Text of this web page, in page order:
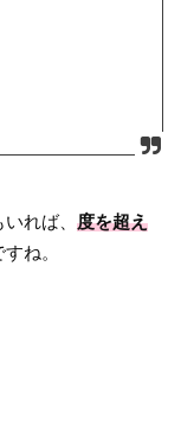
いれば、度を超え
ね。